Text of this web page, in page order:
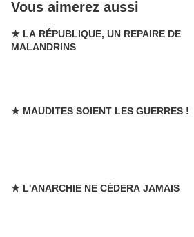
Vous aimerez aussi
★ LA RÉPUBLIQUE, UN REPAIRE DE
MALANDRINS
★ MAUDITES SOIENT LES GUERRES !
★ L'ANARCHIE NE CÉDERA JAMAIS